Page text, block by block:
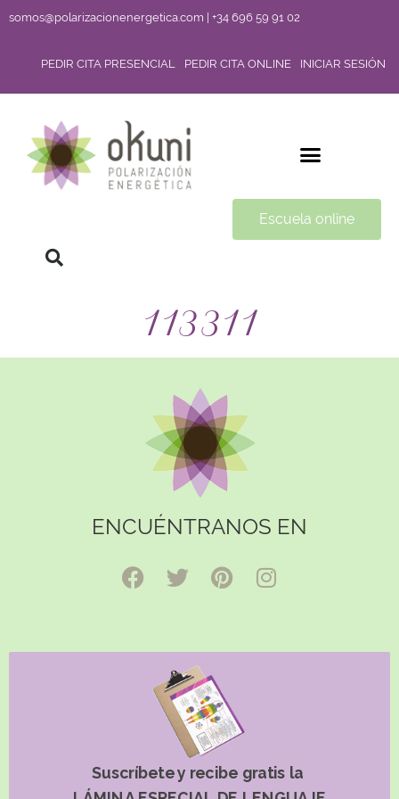
somos@polarizacionenergetica.com | +34 696 59 91 02
PEDIR CITA PRESENCIAL PEDIR CITA ONLINE INICIAR SESIÓN
Escuela online
113311
ENCUÉNTRANOS EN
Suscríbete y recibe gratis la